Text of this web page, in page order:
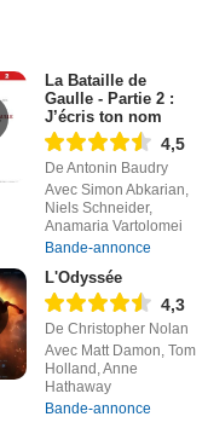
La Bataille de
Gaulle - Partie 2 :
J’écris ton nom
4,5
De Antonin Baudry
Avec Simon Abkarian,
Niels Schneider,
Anamaria Vartolomei
Bande-annonce
L'Odyssée
4,3
De Christopher Nolan
Avec Matt Damon, Tom
Holland, Anne
Hathaway
Bande-annonce